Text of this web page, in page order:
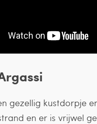
gezellig kustdorpje
en er is vrijwel